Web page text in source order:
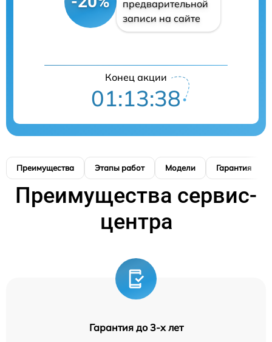
предварительной
записи на сайте
Конец акции
01:13:37
Преимущества Этапы работ Модели Гарантия
Преимущества сервис-
центра
Гарантия до 3-х лет